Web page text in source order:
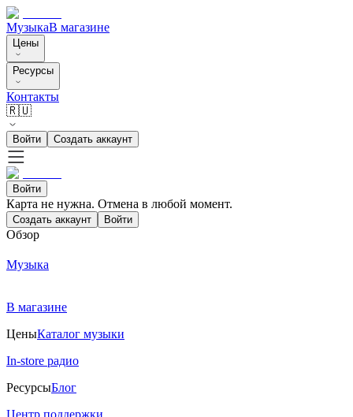
МузыкаВ магазине
Цены
Ресурсы
Контакты
🇷🇺
Войти Создать аккаунт
Войти
Карта не нужна. Отмена в любой момент.
Создать аккаунт Войти
Обзор
Музыка
В магазине
ЦеныКаталог музыки
In-store радио
РесурсыБлог
Центр поддержки